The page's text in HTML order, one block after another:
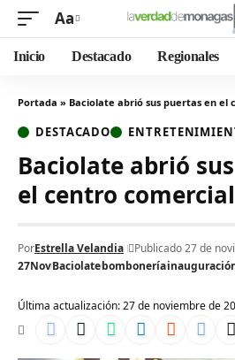
Aa
Inicio Destacado Regionales
Portada » Baciolate abrió sus puertas en el
DESTACADO
Baciolate abrió
el centro
Última actualización: 27 de noviembre de
PorEstrella Velandia
Publicado 27 de
27NovBaciolatebombonería